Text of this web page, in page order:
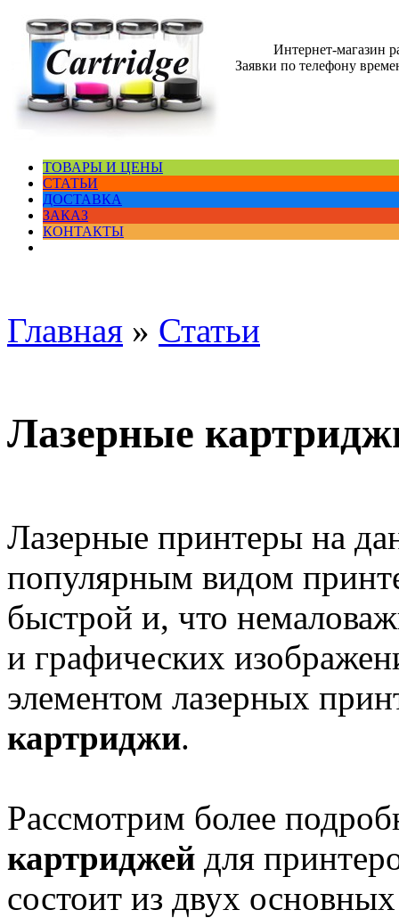
Интернет-магазин
Заявки по телефону
ТОВАРЫ И ЦЕНЫ
СТАТЬИ
ДОСТАВКА
ЗАКАЗ
КОНТАКТЫ
Главная » Статьи
Лазерные
Лазерные принтеры на
популярным видом
быстрой и, что
и графических
элементом лазерных
картриджи.
Рассмотрим более
картриджей для
состоит из двух